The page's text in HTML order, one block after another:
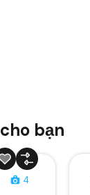
bạn
4